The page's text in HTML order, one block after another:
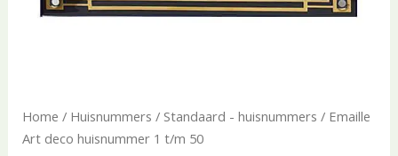
Home / Huisnummers / Standaard - huisnummers / Emaille
Art deco huisnummer 1 t/m 50